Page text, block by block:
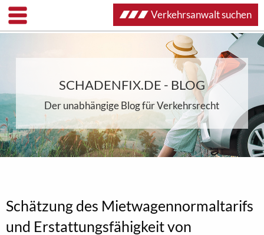
SCHADENFIX.DE - BLOG
Der unabhängige Blog für Verkehrsrecht
Schätzung des Mietwagennormaltarifs
und Erstattungsfähigkeit von
Verkehrsanwalt suchen